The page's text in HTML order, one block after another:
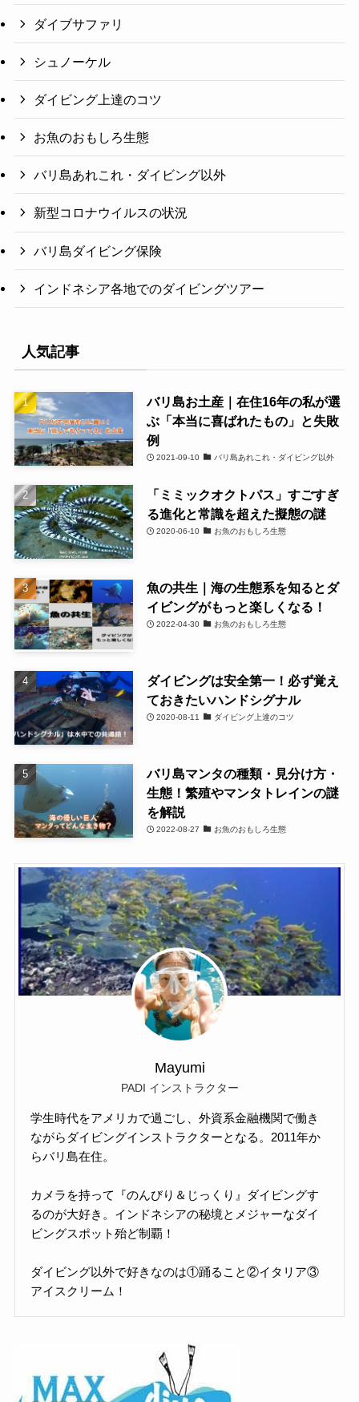
ダイブサファリ
シュノーケル
ダイビング上達のコツ
お魚のおもしろ生態
バリ島あれこれ・ダイビング以外
新型コロナウイルスの状況
バリ島ダイビング保険
インドネシア各地でのダイビングツアー
人気記事
バリ島お土産｜在住16年の私が選
ぶ「本当に喜ばれたもの」と失敗
例
2021-09-10 バリ島あれこれ・ダイビング以外
「ミミックオクトパス」すごすぎ
る進化と常識を超えた擬態の謎
2020-06-10 お魚のおもしろ生態
魚の共生｜海の生態系を知るとダ
イビングがもっと楽しくなる！
2022-04-30 お魚のおもしろ生態
ダイビングは安全第一！必ず覚え
ておきたいハンドシグナル
2020-08-11 ダイビング上達のコツ
バリ島マンタの種類・見分け方・
生態！繁殖やマンタトレインの謎
を解説
2022-08-27 お魚のおもしろ生態
Mayumi
PADI インストラクター
学生時代をアメリカで過ごし、外資系金融機関で働き
ながらダイビングインストラクターとなる。2011年か
らバリ島在住。
カメラを持って『のんびり＆じっくり』ダイビングす
るのが大好き。インドネシアの秘境とメジャーなダイ
ビングスポット殆ど制覇！
ダイビング以外で好きなのは①踊ること②イタリア③
アイスクリーム！